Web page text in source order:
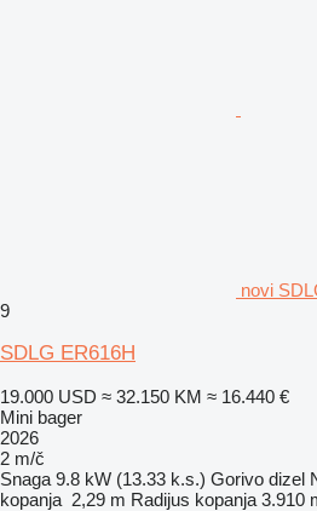
novi
9
SDLG ER616H
19.000 USD ≈ 32.150 KM ≈ 16.440 €
Mini bager
2026
2 m/č
Snaga 9.8 kW (13.33 k.s.) Gorivo dizel
kopanja 2,29 m Radijus kopanja 3.910